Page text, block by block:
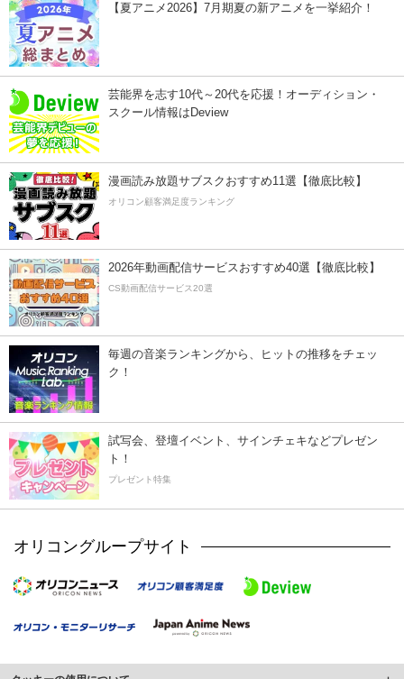
【夏アニメ2026】7月期夏の新アニメを一挙紹介！
芸能界を志す10代～20代を応援！オーディション・
スクール情報はDeview
漫画読み放題サブスクおすすめ11選【徹底比較】
オリコン顧客満足度ランキング
2026年動画配信サービスおすすめ40選【徹底比較】
CS動画配信サービス20選
毎週の音楽ランキングから、ヒットの推移をチェッ
ク！
試写会、登壇イベント、サインチェキなどプレゼン
ト！
プレゼント特集
オリコングループサイト